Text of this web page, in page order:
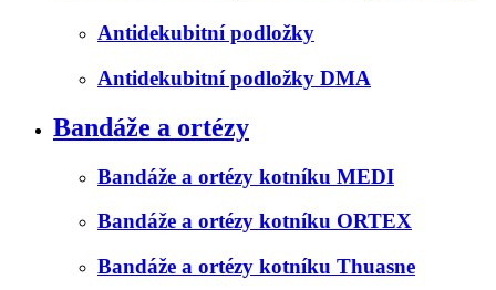
Antidekubitní podložky
Antidekubitní podložky DMA
Bandáže a ortézy
Bandáže a ortézy kotníku MEDI
Bandáže a ortézy kotníku ORTEX
Bandáže a ortézy kotníku Thuasne